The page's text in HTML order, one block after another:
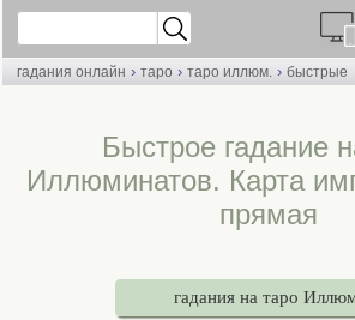
гадания онлайн › таро › таро иллюм. › быстрые
Быстрое гадание
Иллюминатов. Карта
прямая
гадания на таро